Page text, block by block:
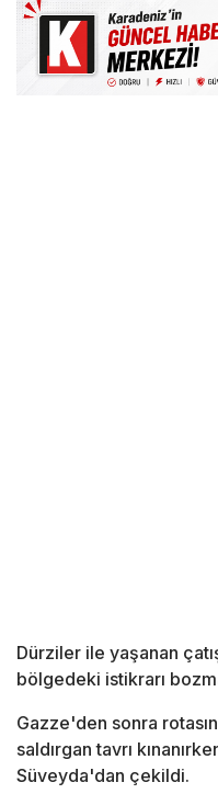
Dürziler ile yaşanan
bölgedeki istikrarı
Gazze'den sonra
saldırgan tavrı
Süveyda'dan çekildi.